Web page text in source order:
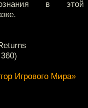
в этой
Игрового Мира»